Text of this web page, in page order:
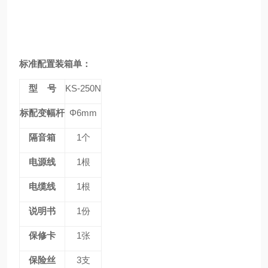
标准配置装箱单：
型 号 KS-250N
标配变幅杆 Φ6mm
隔音箱 1个
电源线 1根
电缆线 1根
说明书 1份
保修卡 1张
保险丝 3支